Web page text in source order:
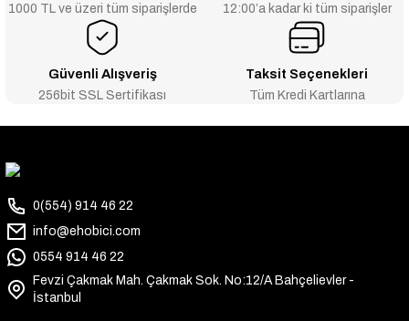
1000 TL ve üzeri tüm siparişlerde 12:00’a kadar ki tüm siparişler
Güvenli Alışveriş
256bit SSL Sertifikası
Taksit Seçenekleri
Tüm Kredi Kartlarına
0(554) 914 46 22
info@ehobici.com
0554 914 46 22
Fevzi Çakmak Mah. Çakmak Sok. No:12/A Bahçelievler -
İstanbul